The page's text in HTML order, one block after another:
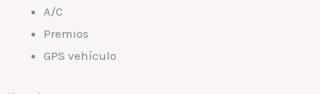
A/C
Premios
GPS vehículo